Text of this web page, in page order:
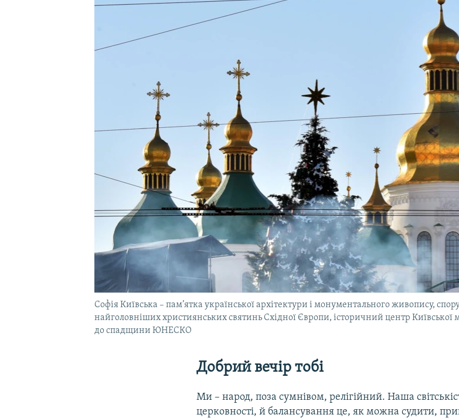
УКРАЇНСЬКА ПРОБЛЕМА КРИМУ
Софія Київська – пам’ятка української архітектури і монументального живопису,
найголовніших християнських святинь Східної Європи, історичний центр Київської
до спадщини ЮНЕСКО
Добрий вечір тобі
Ми – народ, поза сумнівом, релігійний. Наша
церковності, й балансування це, як можна судити,